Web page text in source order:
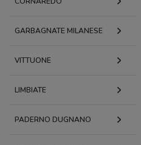
GARBAGNATE MILANESE
VITTUONE
LIMBIATE
PADERNO DUGNANO